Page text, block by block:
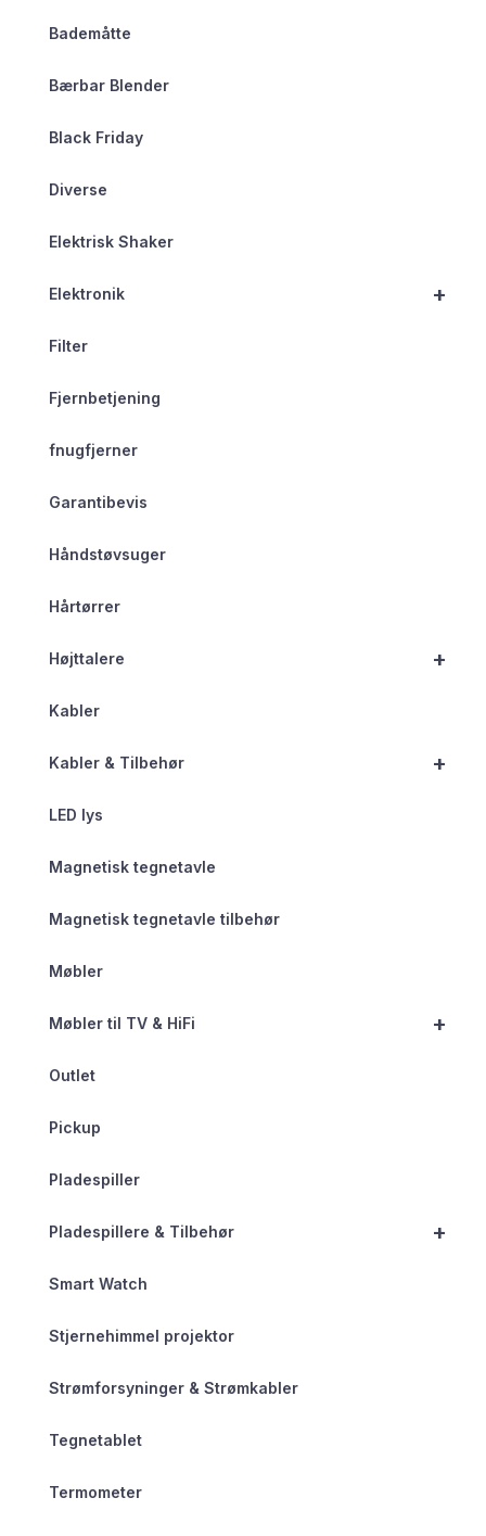
Bademåtte
Bærbar Blender
Black Friday
Diverse
Elektrisk Shaker
+
Elektronik
Filter
Fjernbetjening
fnugfjerner
Garantibevis
Håndstøvsuger
Hårtørrer
+
Højttalere
Kabler
+
Kabler & Tilbehør
LED lys
Magnetisk tegnetavle
Magnetisk tegnetavle tilbehør
Møbler
+
Møbler til TV & HiFi
Outlet
Pickup
Pladespiller
+
Pladespillere & Tilbehør
Smart Watch
Stjernehimmel projektor
Strømforsyninger & Strømkabler
Tegnetablet
Termometer